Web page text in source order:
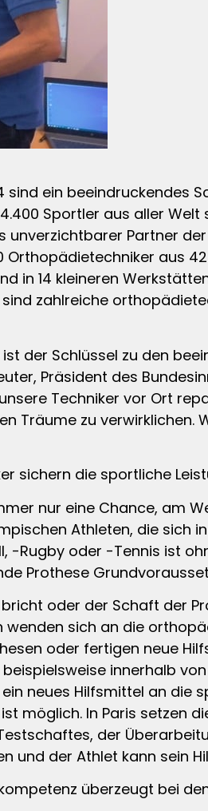
sind ein beeindruckendes
Sportler aus aller
unverzichtbarer Partner
aus
in 14 kleineren
zahlreiche
der Schlüssel zu den
Präsident des
Techniker vor Ort
Träume zu verwirklichen.
sichern die sportliche
nur eine Chance, am
Athleten, die sich
Rugby oder -Tennis ist
Prothese
oder der Schaft der
sich an die
oder fertigen neue
innerhalb
neues Hilfsmittel an die
möglich. In Paris setzen
der
und der Athlet kann sein
überzeugt bei